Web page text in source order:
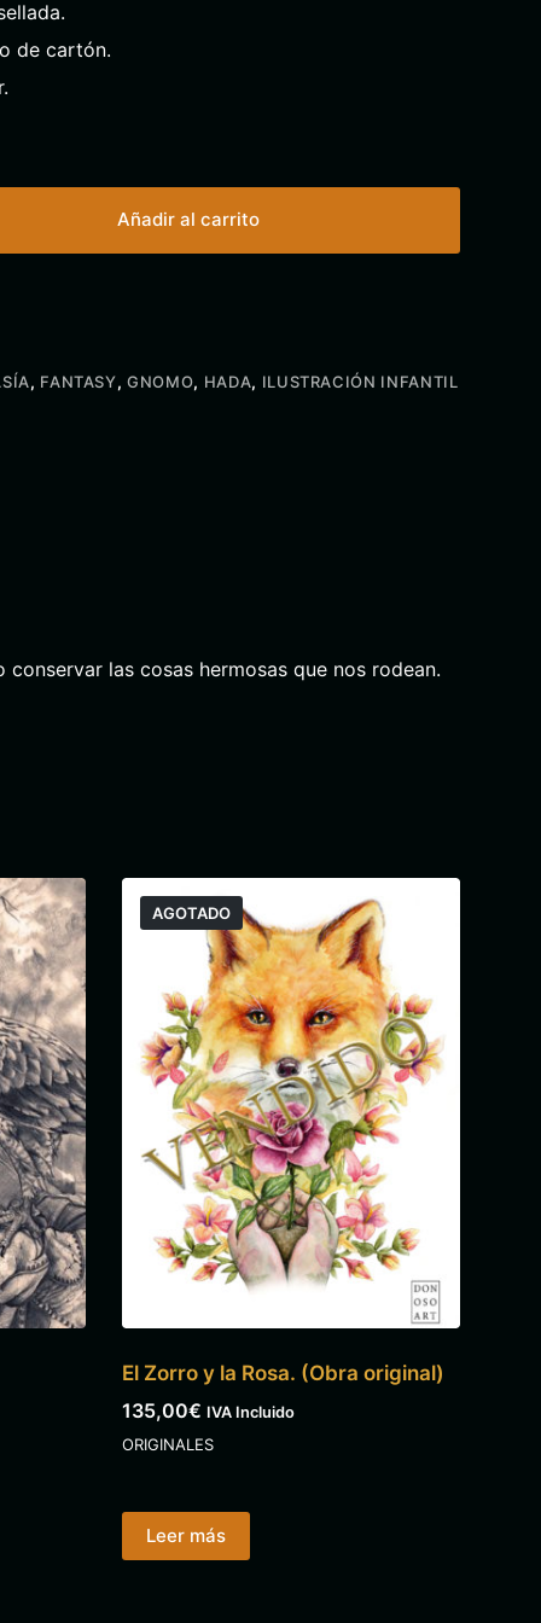
de cartón.
Añadir al carrito
, FANTASY,GNOMO, HADA, ILUSTRACIÓN INFANTIL
las cosas hermosas que nos rodean.
AGOTADO
El Zorro y la Rosa. (Obra original)
135,00€ IVA Incluido
ORIGINALES
Leer más